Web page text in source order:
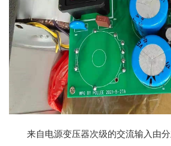
来自电源变压器次级的交流输入由分